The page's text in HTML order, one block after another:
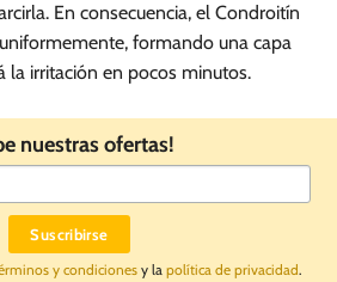
En consecuencia, el Condroitín
formando una capa
la irritación en pocos minutos.
nuestras ofertas!
y condiciones y la política de privacidad.